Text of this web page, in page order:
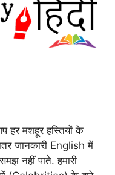
हर मशहूर हस्तियों के
जानकारी English में
नहीं पाते. हमारी